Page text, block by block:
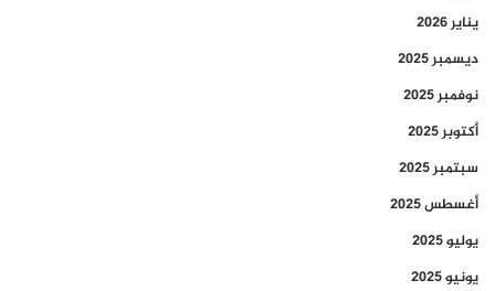
يناير 2026
ديسمبر 2025
نوفمبر 2025
أكتوبر 2025
سبتمبر 2025
أغسطس 2025
يوليو 2025
يونيو 2025